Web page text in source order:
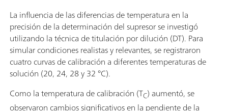
La influencia de las diferencias de temperatura en la
precisión de la determinación del supresor se investigó
utilizando la técnica de titulación por dilución (DT). Para
simular condiciones realistas y relevantes, se registraron
cuatro curvas de calibración a diferentes temperaturas de
solución (20, 24, 28 y 32 °C).
Como la temperatura de calibración (TC) aumentó, se
observaron cambios significativos en la pendiente de la